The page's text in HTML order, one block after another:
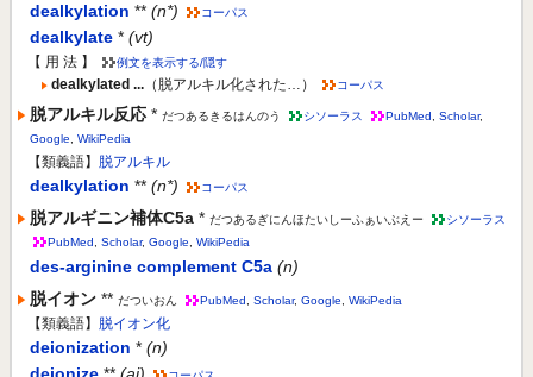
dealkylation ** (n*) コーパス
dealkylate * (vt)
【 用 法 】 例文を表示する/隠す
dealkylated ... （脱アルキル化された…） コーパス
脱アルキル反応 * だつあるきるはんのう シソーラス PubMed Scholar,
Google
WikiPedia
【類義語】 脱アルキル
dealkylation ** (n*) コーパス
脱アルギニン補体C5a * だつあるぎにんほたいしーふぁいぶえー
シソーラス
PubMed
Scholar, Google WikiPedia
des-arginine complement C5a (n)
脱イオン ** だついおん PubMed Scholar, Google WikiPedia
【類義語】 脱イオン化
deionization * (n)